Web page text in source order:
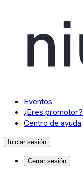
Eventos
¿Eres promotor?
Centro de ayuda
Iniciar sesión
Cerrar sesión